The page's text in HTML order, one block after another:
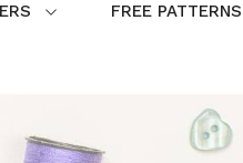
FREE PATTERNS